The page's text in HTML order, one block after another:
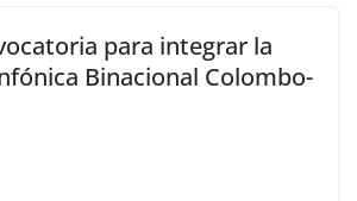
para integrar la
Binacional Colombo-